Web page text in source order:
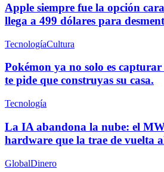
Apple siempre fue la opción
llega a 499 dólares para
TecnologíaCultura
Pokémon ya no solo es
te pide que construyas su casa.
Tecnología
La IA abandona la nube: el
hardware que la trae de vuelta
GlobalDinero